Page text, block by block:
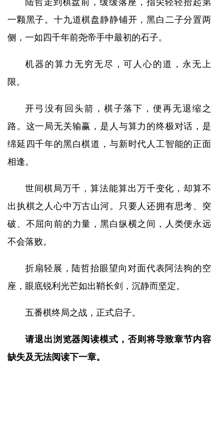
陆哲走到棋盘前，缓缓落座，指尖轻轻拾起第
一颗黑子。十九道棋盘静静铺开，黑白二子分置两
侧，一如四千年前尧帝手中最初的石子。
机器的算力无穷无尽，可人心的道，永无上
限。
开弓没有回头箭，棋子落下，便再无退缩之
路。这一局无关输赢，是人与算力的终极对话，是
绵延四千年的黑白棋道，与新时代人工智能的正面
相逢。
世间棋局万千，算法能算出万千变化，却算不
出执棋之人心中万古山河。只要人还拥有思考、突
破、不屈向前的力量，黑白纵横之间，人类便永远
不会落败。
折扇轻展，陆哲抬眼望向对面代表阿法狗的空
座，眼底锐利光芒如出鞘长剑，沉静而坚定。
五番棋终局之战，正式启子。
请退出浏览器阅读模式，否则将导致章节内容
缺失及无法阅读下一章。